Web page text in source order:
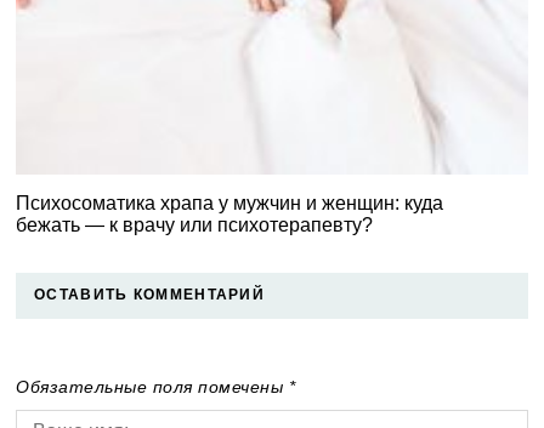
Психосоматика храпа у мужчин и женщин: куда
бежать — к врачу или психотерапевту?
ОСТАВИТЬ КОММЕНТАРИЙ
Обязательные поля помечены *